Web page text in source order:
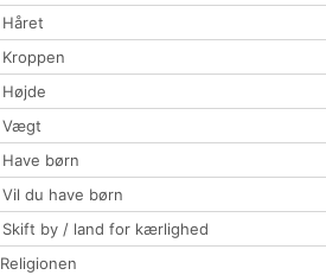
Håret
Kroppen
Højde
Vægt
Have børn
Vil du have børn
Skift by / land for kærlighed
Religionen